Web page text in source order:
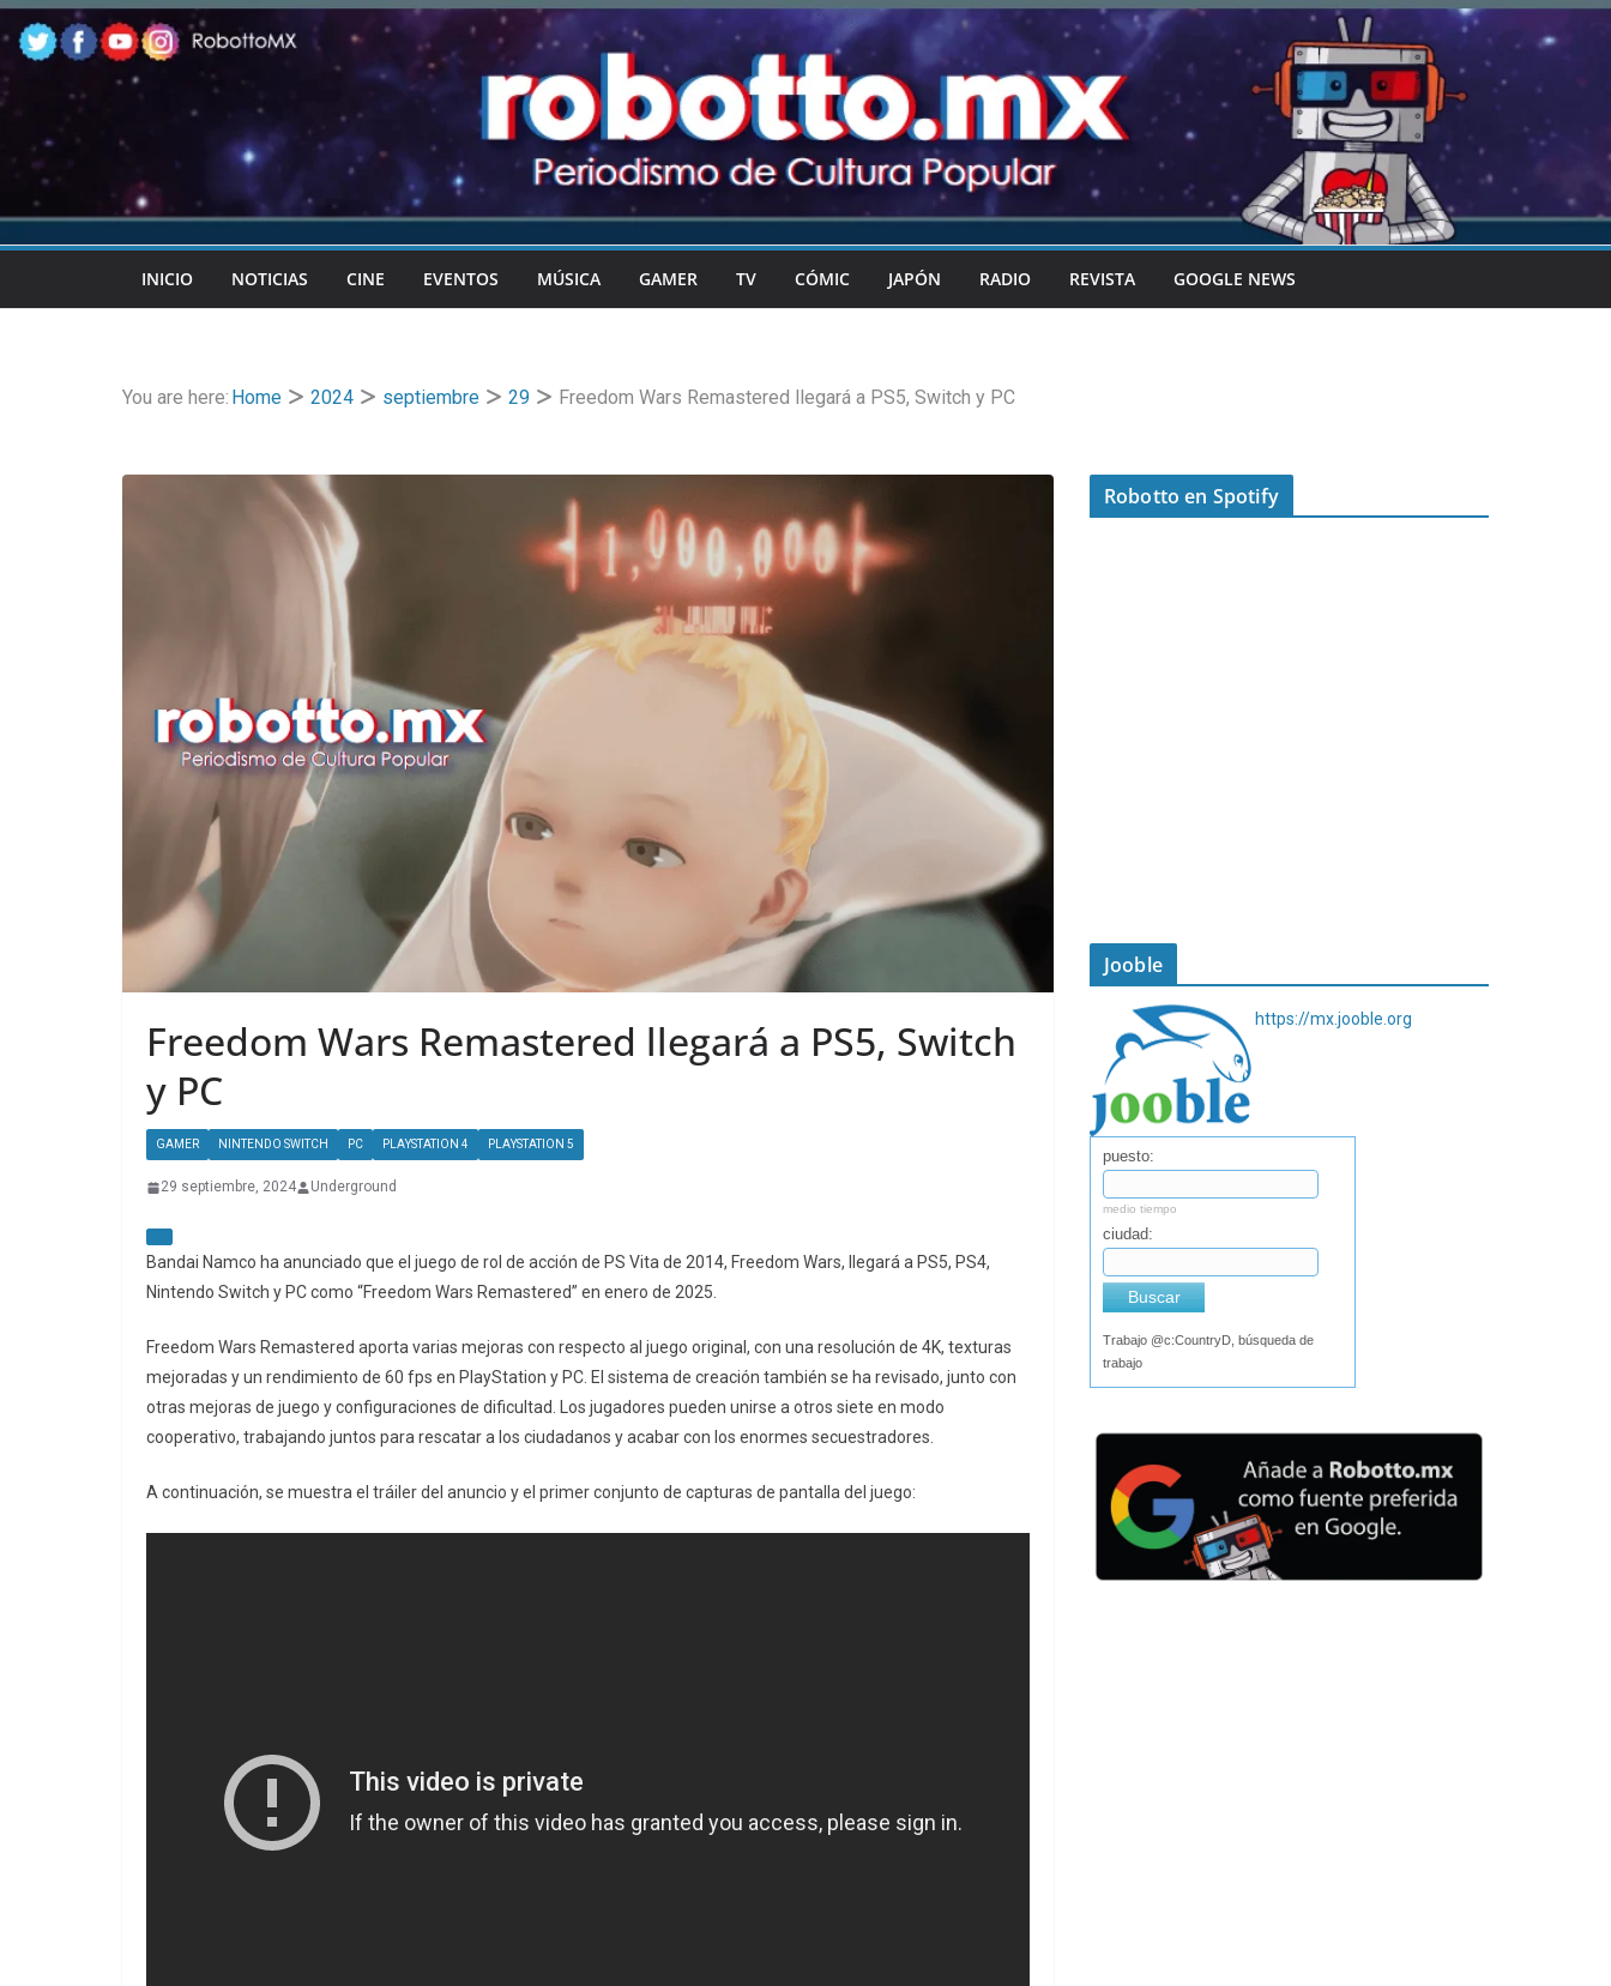
Skip
to
content
INICIO NOTICIAS CINE EVENTOS MÚSICA GAMER TV CÓMIC JAPÓN RADIO REVISTA GOOGLE NEWS
You are here: Home 2024 septiembre 29 Freedom Wars Remastered llegará a PS5, Switch y PC
Freedom Wars Remastered llegará a PS5, Switch
y PC
GAMER NINTENDO SWITCH PC PLAYSTATION 4 PLAYSTATION 5
29 septiembre, 2024 Underground
Bandai Namco ha anunciado que el juego de rol de acción de PS Vita de 2014, Freedom Wars, llegará a PS5, PS4,
Nintendo Switch y PC como “Freedom Wars Remastered” en enero de 2025.
Freedom Wars Remastered aporta varias mejoras con respecto al juego original, con una resolución de 4K, texturas
mejoradas y un rendimiento de 60 fps en PlayStation y PC. El sistema de creación también se ha revisado, junto con
otras mejoras de juego y configuraciones de dificultad. Los jugadores pueden unirse a otros siete en modo
cooperativo, trabajando juntos para rescatar a los ciudadanos y acabar con los enormes secuestradores.
A continuación, se muestra el tráiler del anuncio y el primer conjunto de capturas de pantalla del juego:
Robotto en Spotify
Jooble
https://mx.jooble.org
puesto:
medio tiempo
ciudad:
Buscar
Trabajo @c:CountryD, búsqueda de
trabajo